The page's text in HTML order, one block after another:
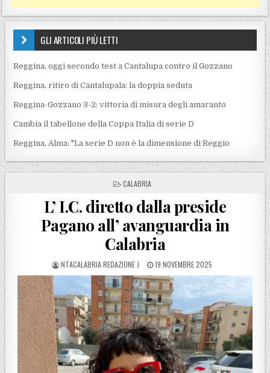
GLI ARTICOLI PIÙ LETTI
Reggina, oggi secondo test a Cantalupa contro il Gozzano
Reggina, ritiro di Cantalupala: la doppia seduta
Reggina-Gozzano 3-2: vittoria di misura degli amaranto
Cambia il tabellone della Coppa Italia di serie D
Reggina, Alma: "La serie D non è la dimensione di Reggio
POSTED IN
CALABRIA
L’ I.C. diretto dalla preside
Pagano all’ avanguardia in
Calabria
POSTED BY
NTACALABRIA REDAZIONE J POSTED ON
19 NOVEMBRE 2025